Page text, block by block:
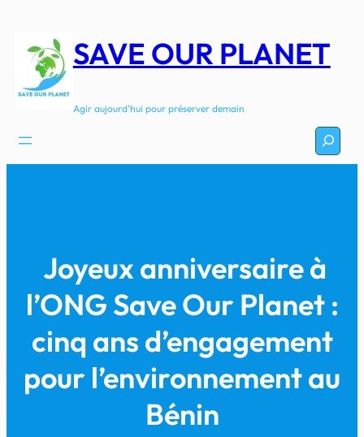
contenu
SAVE OUR PLANET
Agir aujourd'hui pour préserver demain
Joyeux anniversaire à
l’ONG Save Our Planet :
cinq ans d’engagement
pour l’environnement au
Bénin